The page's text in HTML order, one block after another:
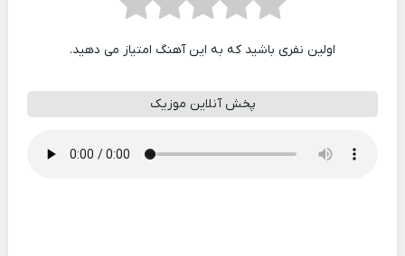
اولین نفری باشید که به این آهنگ امتیاز می دهید.
پخش آنلاین موزیک